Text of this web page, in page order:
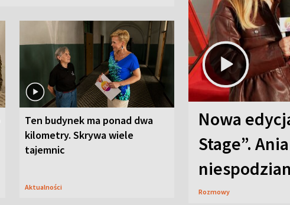
Ten budynek ma ponad dwa
kilometry. Skrywa wiele
tajemnic
Aktualności
Nowa
Stage”.
Rozmowy